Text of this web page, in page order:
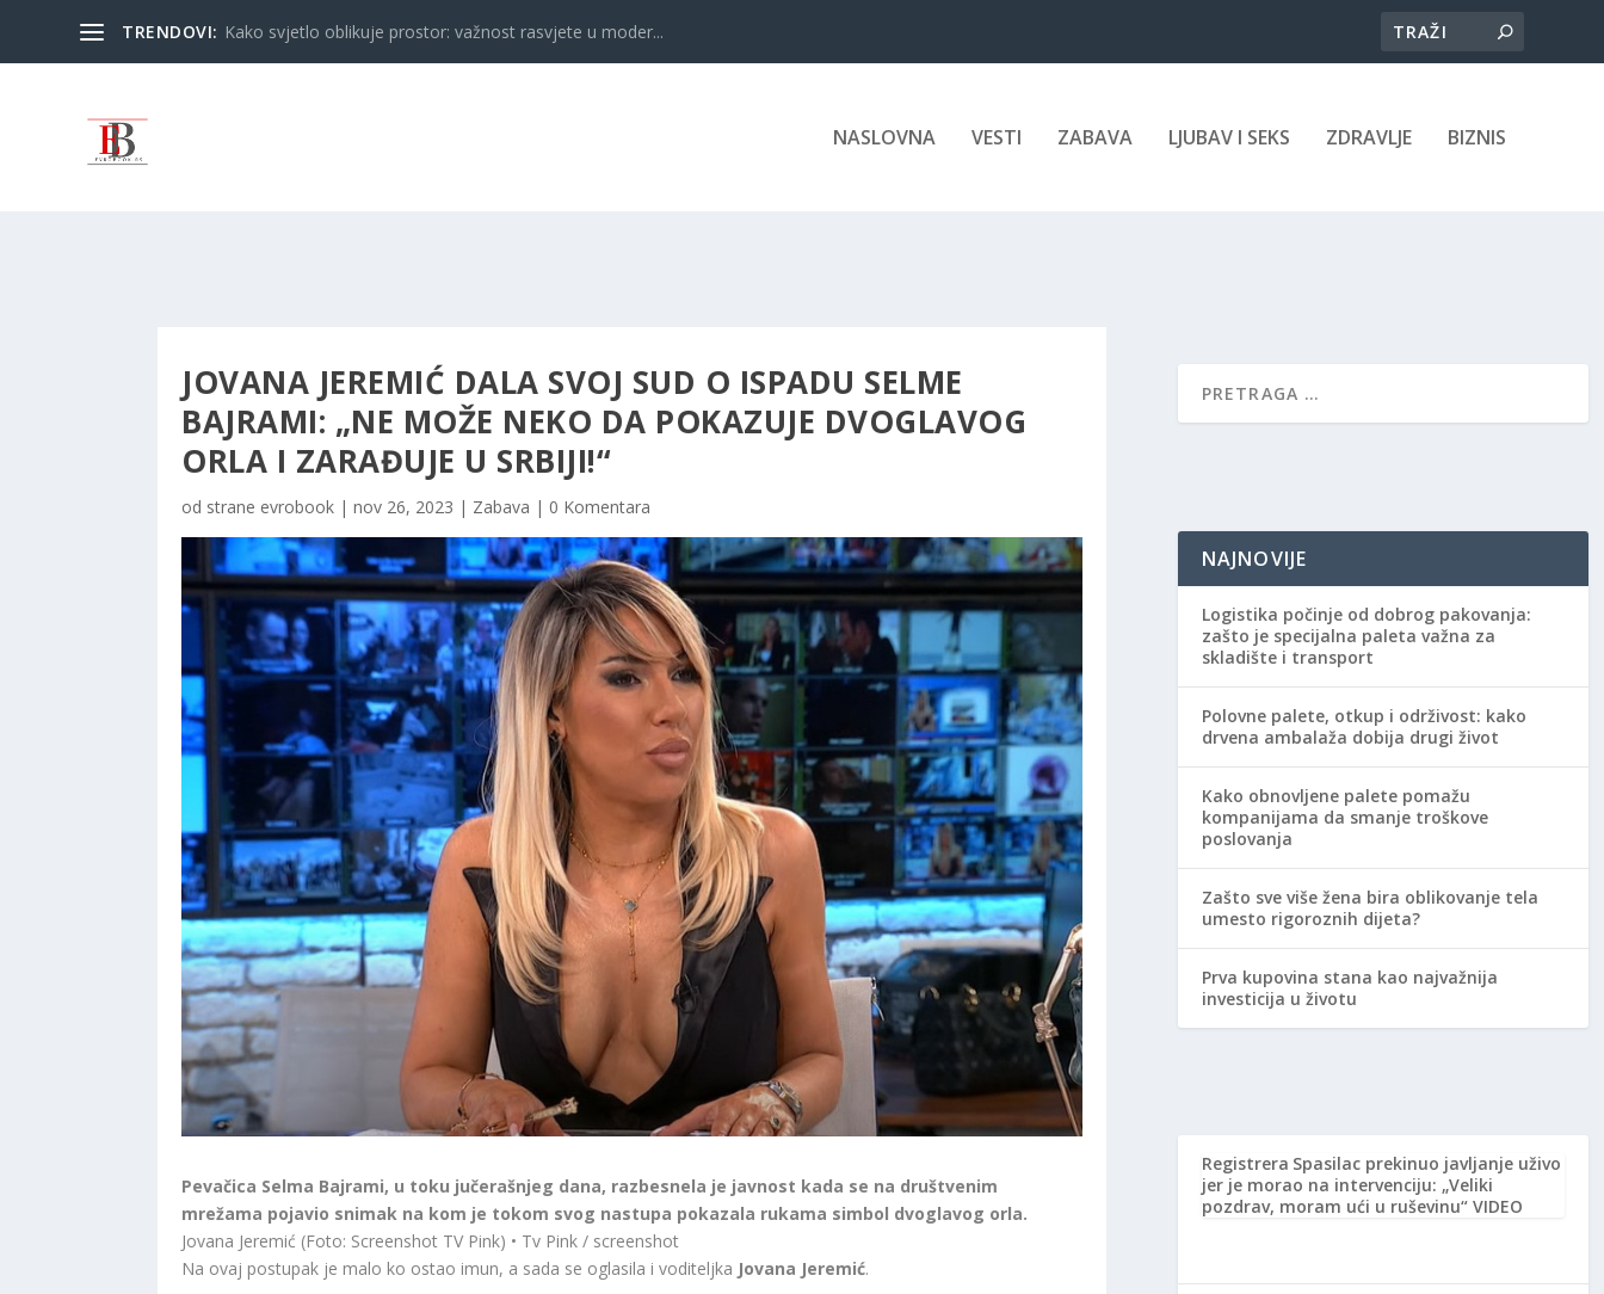
TRENDOVI: Kako svjetlo oblikuje prostor: važnost rasvjete u moder...
NASLOVNA VESTI ZABAVA LJUBAV I SEKS ZDRAVLJE BIZNIS
JOVANA JEREMIĆ DALA SVOJ SUD O ISPADU SELME
BAJRAMI: „NE MOŽE NEKO DA POKAZUJE DVOGLAVOG
ORLA I ZARAĐUJE U SRBIJI!“
od strane evrobook | nov 26, 2023 | Zabava | 0 Komentara
Pevačica Selma Bajrami, u toku jučerašnjeg dana, razbesnela je javnost kada se na društvenim
mrežama pojavio snimak na kom je tokom svog nastupa pokazala rukama simbol dvoglavog orla.
Jovana Jeremić (Foto: Screenshot TV Pink) • Tv Pink / screenshot
Na ovaj postupak je malo ko ostao imun, a sada se oglasila i voditeljka Jovana Jeremić.
NAJNOVIJE
Logistika počinje od dobrog pakovanja:
zašto je specijalna paleta važna za
skladište i transport
Polovne palete, otkup i održivost: kako
drvena ambalaža dobija drugi život
Kako obnovljene palete pomažu
kompanijama da smanje troškove
poslovanja
Zašto sve više žena bira oblikovanje tela
umesto rigoroznih dijeta?
Prva kupovina stana kao najvažnija
investicija u životu
Registrera Spasilac prekinuo javljanje uživo
jer je morao na intervenciju: „Veliki
pozdrav, moram ući u ruševinu“ VIDEO